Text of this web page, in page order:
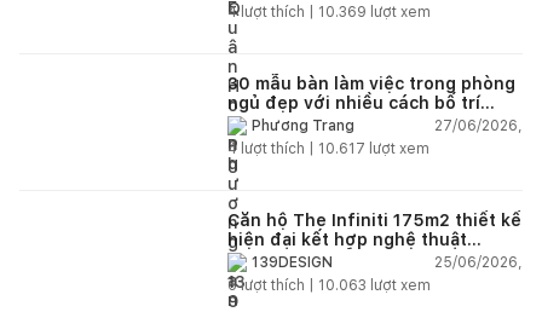
4lượt thích | 10.369 lượt xem
30 mẫu bàn làm việc trong phòng
ngủ đẹp với nhiều cách bố trí
thông minh cho mọi diện tích
Phương Trang
27/06/2026,
4 lượt thích | 10.617 lượt xem
Căn hộ The Infiniti 175m2 thiết kế
hiện đại kết hợp nghệ thuật
Modern Art đầy cảm xúc
139DESIGN
25/06/2026,
6lượt thích | 10.063 lượt xem